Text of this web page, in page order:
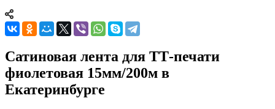
Сатиновая лента для ТТ-печати
фиолетовая 15мм/200м в
Екатеринбурге